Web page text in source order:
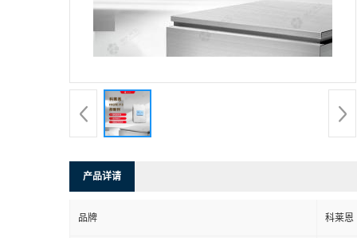
产品详请
品牌 科莱恩